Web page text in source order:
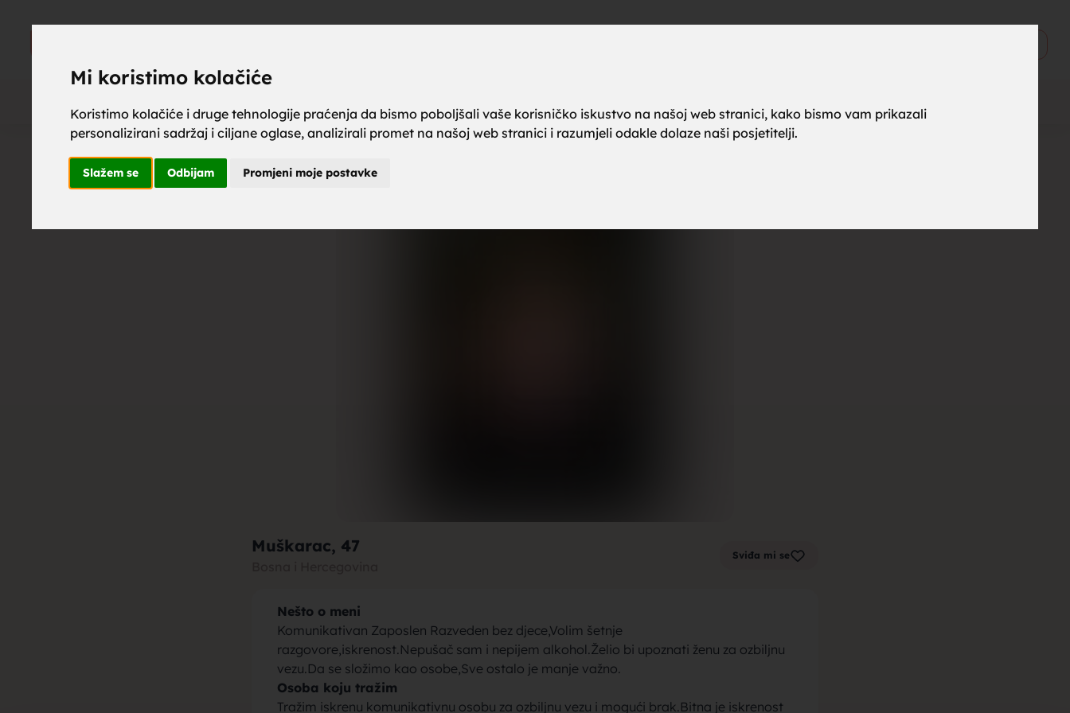
Mi koristimo kolačiće
Koristimo kolačiće i druge tehnologije praćenja da bismo poboljšali vaše korisničko iskustvo na našoj web stranici, kako bismo vam prikazali
personalizirani sadržaj i ciljane oglase, analizirali promet na našoj web stranici i razumjeli odakle dolaze naši posjetitelji.
Slažem se Odbijam Promjeni moje postavke
Muškarac, 47 Sviđa mi se
Nešto o meni
Komunikativan Zaposlen Razveden bez djece,Volim šetnje
razgovore,iskrenost.Nepušač sam i nepijem alkohol.Želio bi upoznati ženu za ozbiljnu
vezu.Da se složimo kao osobe,Sve ostalo je manje važno.
Osoba koju tražim
Tražim iskrenu komunikativnu osobu za ozbiljnu vezu i mogući brak.Bitna je iskrenost
upoznaj za brak, zene za
brak, muskarci za brak,
brak, devojke za brak sa sela,
momci za brak sa sela, trazim